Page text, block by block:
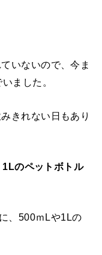
いないので、今ま
いました。
きれない日もあり
1Lのペットボトル
、500ｍLや1Lの